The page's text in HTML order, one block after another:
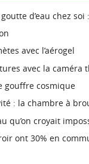
d’eau chez soi
avec l’aérogel
avec la caméra
gouffre cosmique
: la chambre à
qu’on croyait
ont 30% en